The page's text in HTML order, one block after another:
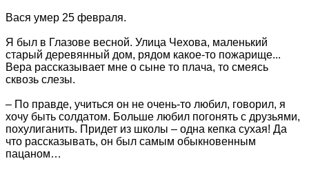
Вася умер 25 февраля.
Я был в Глазове весной. Улица Чехова, маленький
старый деревянный дом, рядом какое-то пожарище...
Вера рассказывает мне о сыне то плача, то смеясь
сквозь слезы.
– По правде, учиться он не очень-то любил, говорил, я
хочу быть солдатом. Больше любил погонять с друзьями,
похулиганить. Придет из школы – одна кепка сухая! Да
что рассказывать, он был самым обыкновенным
пацаном…